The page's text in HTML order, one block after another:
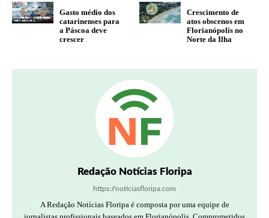
Gasto médio dos
catarinenses para
a Páscoa deve
crescer
Crescimento de
atos obscenos em
Florianópolis no
Norte da Ilha
Redação Notícias Floripa
https://noticiasfloripa.com
A Redação Notícias Floripa é composta por uma equipe de